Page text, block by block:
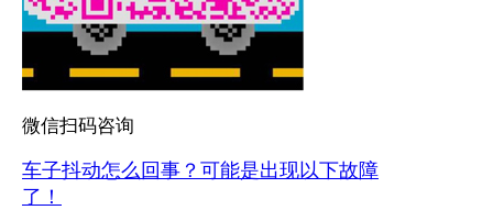
微信扫码咨询
车子抖动怎么回事？可能是出现以下故障
了！